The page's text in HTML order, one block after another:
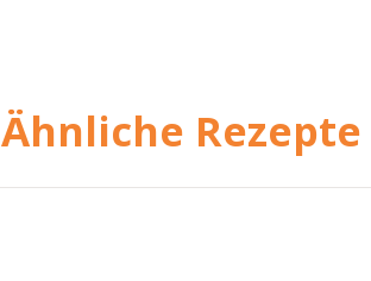
Ähnliche Rezepte